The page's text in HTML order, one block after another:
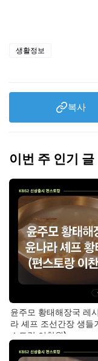
생활정보
복사
이번 주 인기 글
윤주모 황태해장국 레
라 셰프 조선간장 생들
스토랑 이찬원)